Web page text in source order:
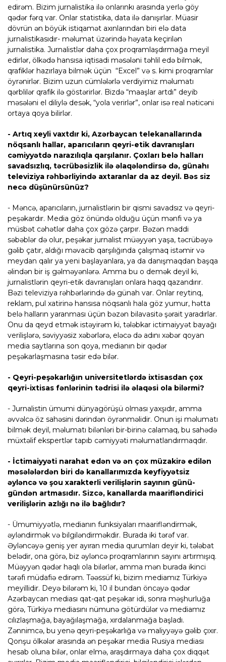
edirəm. Bizim jurnalistika ilə onlarınkı arasında yerlə göy
qədər fərq var. Onlar statistika, data ilə danışırlar. Müasir
dövrün ən böyük istiqamət axınlarından biri elə data
jurnalistikasıdır- məlumat üzərində həyata keçirilən
jurnalistika. Jurnalistlər daha çox proqramlaşdırmağa meyil
edirlər, ölkədə hansısa iqtisadi məsələni təhlil edə bilmək,
qrafiklər hazırlaya bilmək üçün “Excel” və s. kimi proqramlar
öyrənirlər. Bizim uzun cümlələrlə verdiyimiz məlumatı
qərblilər qrafik ilə göstərirlər. Bizdə “maaşlar artdı” deyib
məsələni el diliylə desək, “yola verirlər”, onlar isə real nəticəni
ortaya qoya bilirlər.
- Artıq xeyli vaxtdır ki, Azərbaycan telekanallarında
nöqsanlı hallar, aparıcıların qeyri-etik davranışları
cəmiyyətdə narazılıqla qarşılanır. Çoxları belə halları
savadsızlıq, təcrübəsizlik ilə əlaqələndirsə də, günahı
televiziya rəhbərliyində axtaranlar da az deyil. Bəs siz
necə düşünürsünüz?
- Məncə, aparıcıların, jurnalistlərin bir qismi savadsız və qeyri-
peşəkardır. Media göz önündə olduğu üçün mənfi və ya
müsbət cəhətlər daha çox gözə çarpır. Bəzən maddi
səbəblər də olur, peşəkar jurnalist müəyyən yaşa, təcrübəyə
gəlib çatır, aldığı məvacib qarşılığında çalışmaq istəmir və
meydan qalır ya yeni başlayanlara, ya da danışmaqdan başqa
əlindən bir iş gəlməyənlərə. Amma bu o demək deyil ki,
jurnalistlərin qeyri-etik davranışları onlara haqq qazandırır.
Bəzi televiziya rəhbərlərində də günah var. Onlar reytinq,
reklam, pul xatirinə hansısa nöqsanlı hala göz yumur, hətta
belə halların yaranması üçün bəzən bilavasitə şərait yaradırlar.
Onu da qeyd etmək istəyirəm ki, tələbkar ictimaiyyət bayağı
verilişlərə, səviyyəsiz xəbərlərə, eləcə də adını xəbər qoyan
media saytlarına son qoya, medianın bir qədər
peşəkarlaşmasına təsir edə bilər.
- Qeyri-peşəkarlığın universitetlərdə ixtisasdan çox
qeyri-ixtisas fənlərinin tədrisi ilə əlaqəsi ola bilərmi?
- Jurnalistin ümumi dünyagörüşü olması yaxşıdır, amma
əvvəlcə öz sahəsini dərindən öyrənməlidir. Onun işi məlumatı
bilmək deyil, məlumatı bilənləri bir-birinə calamaq, bu sahədə
müxtəlif ekspertlər tapıb cəmiyyəti məlumatlandırmaqdır.
- İctimaiyyəti narahat edən və ən çox müzakirə edilən
məsələlərdən biri də kanallarımızda keyfiyyətsiz
əyləncə və şou xarakterli verilişlərin sayının günü-
gündən artmasıdır. Sizcə, kanallarda maarifləndirici
verilişlərin azlığı nə ilə bağlıdır?
- Ümumiyyətlə, medianın funksiyaları maarifləndirmək,
əyləndirmək və bilgiləndirməkdir. Burada iki tərəf var.
Əyləncəyə geniş yer ayıran media qurumları deyir ki, tələbat
belədir, ona görə, biz əyləncə proqramlarının sayını artırmışıq.
Müəyyən qədər haqlı ola bilərlər, amma mən burada ikinci
tərəfi müdafiə edirəm. Təəssüf ki, bizim mediamız Türkiyə
meyillidir. Deyə bilərəm ki, 10 il bundan öncəyə qədər
Azərbaycan mediası qat-qat peşəkar idi, sonra məşhurluğa
görə, Türkiyə mediasını nümunə götürdülər və mediamız
cılızlaşmağa, bayağılaşmağa, xırdalanmağa başladı.
Zənnimcə, bu yenə qeyri-peşəkarlığa və maliyyəyə gəlib çıxır.
Qonşu ölkələr arasında ən peşəkar media Rusiya mediası
hesab oluna bilər, onlar elmə, araşdırmaya daha çox diqqət